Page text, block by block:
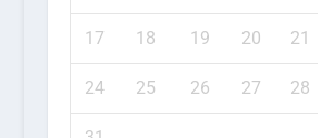
17 18 19 20 21
24 25 26 27 28